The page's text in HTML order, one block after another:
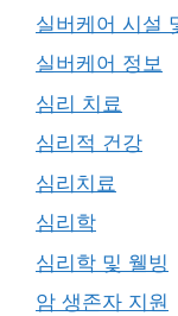
실버케어 시설
실버케어 정보
심리 치료
심리적 건강
심리치료
심리학
심리학 및 웰빙
암 생존자 지원